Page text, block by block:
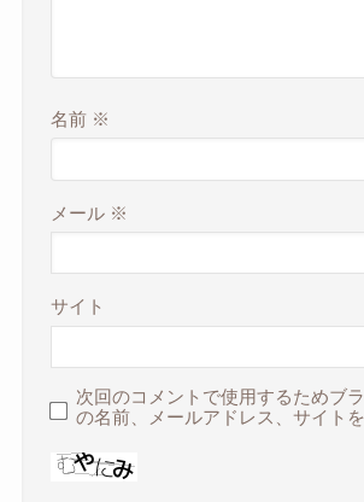
名前 ※
メール ※
サイト
次回のコメントで使用するためブ
の名前、メールアドレス、サイトを